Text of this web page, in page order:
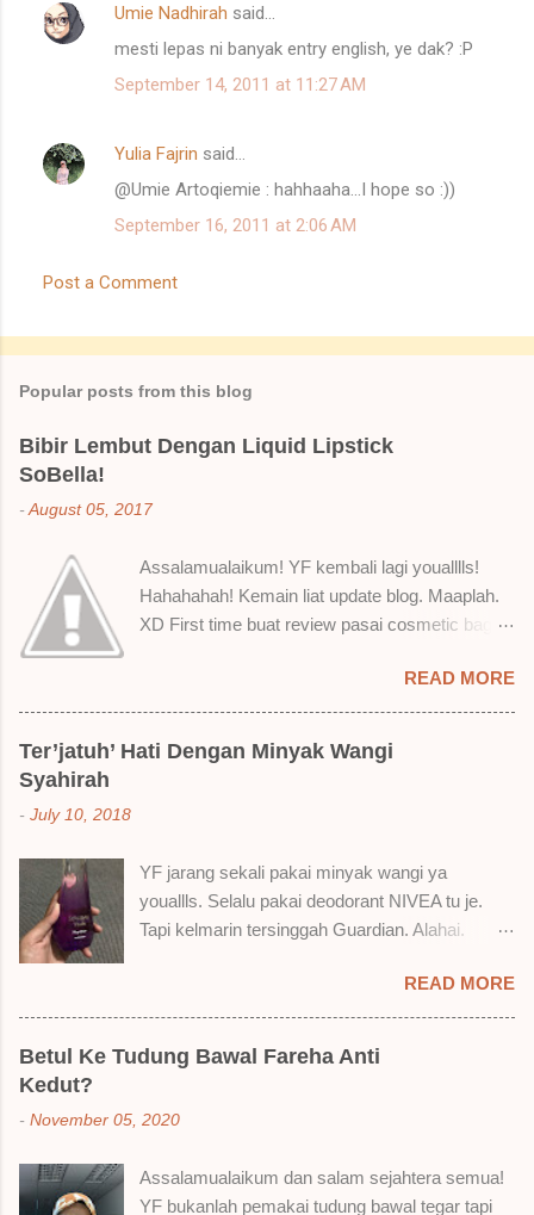
C
e
Umie Nadhirah said…
mesti lepas ni banyak entry english, ye dak? :P
September 14, 2011 at 11:27 AM
Yulia Fajrin said…
@Umie Artoqiemie : hahhaaha...I hope so :))
September 16, 2011 at 2:06 AM
Post a Comment
Popular posts from this blog
Bibir Lembut Dengan Liquid Lipstick
SoBella!
- August 05, 2017
Assalamualaikum! YF kembali lagi youalllls!
Hahahahah! Kemain liat update blog. Maaplah.
XD First time buat review pasai cosmetic bagai
Nak jadikan cerita, a ku baru je beli liquid lipstick
brand SoBella ni. Siap beli 3 kau! Adeh! Dari
atas, Cornflakes Madu, Strawberry Semprit &
Rose Makmur Setelah dicuba dengan pelbagai
suka tu boleh adjust. Don't worry! Aku start
dengan yang elok dulu lah ek! Pros 1) OMG!
Ringan gila tekstur dia bila dah kering. Serious!
Lembut plak jadinya bibir ni and smooth gitu. 3)
Bila minum air, still nampak bekas lipstick kat
gelas tapi tak obvious pun. Sikit sangat. Tapi tak
makan berpinggan-pinggan. 4) Senang nak
READ MORE
Ter’jatuh’ Hati Dengan Minyak Wangi
Syahirah
- July 10, 2018
YF jarang sekali pakai minyak wangi ya
youallls. Selalu pakai deodorant NIVEA tu je.
Tapi kelmarin tersinggah Guardian. Alahai.
dalam Guardian, ternampaklah minyak wangi
Syahirah ni. Kebetulan ada sale . RM18 je tau.
Harga adal tak pasti plak. May be dalam RM20
macam tu. Dah lama tak pakai perfume , ambil
redhanya sebab tak tahu lah wangian dia tu
Magnifique ya anak-anak semua. Bau sweet-
READ MORE
Betul Ke Tudung Bawal Fareha Anti
Kedut?
- November 05, 2020
Assalamualaikum dan salam sejahtera semua!
YF bukanlah pemakai tudung bawal tegar tapi